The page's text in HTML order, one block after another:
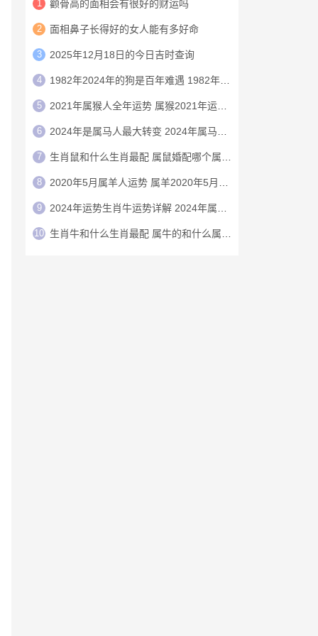
1 颧骨高的面相会有很好的财运吗
2 面相鼻子长得好的女人能有多好命
3 2025年12月18日的今日吉时查询
4 1982年2024年的狗是百年难遇 1982年的狗在2024年怎么样
5 2021年属猴人全年运势 属猴2021年运势及运程
6 2024年是属马人最大转变 2024年属马人的全年运势
7 生肖鼠和什么生肖最配 属鼠婚配哪个属相最好
8 2020年5月属羊人运势 属羊2020年5月运程
9 2024年运势生肖牛运势详解 2024年属牛人的全年运势详解
10 生肖牛和什么生肖最配 属牛的和什么属相最配